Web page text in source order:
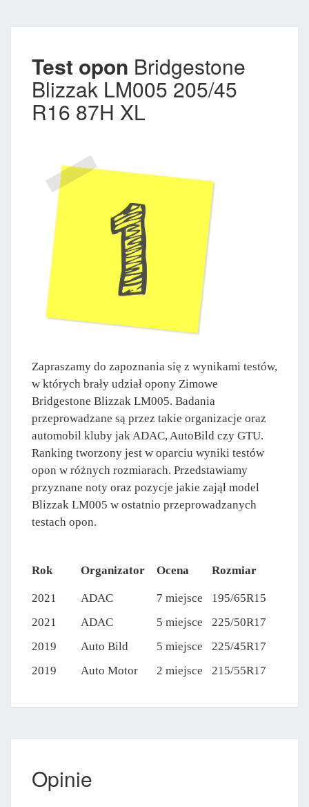
Test opon Bridgestone
Blizzak LM005 205/45
R16 87H XL
Zapraszamy do zapoznania się z wynikami testów,
w których brały udział opony Zimowe
Bridgestone Blizzak LM005. Badania
przeprowadzane są przez takie organizacje oraz
automobil kluby jak ADAC, AutoBild czy GTU.
Ranking tworzony jest w oparciu wyniki testów
opon w różnych rozmiarach. Przedstawiamy
przyznane noty oraz pozycje jakie zajął model
Blizzak LM005 w ostatnio przeprowadzanych
testach opon.
Rok Organizator Ocena Rozmiar
2021 ADAC 7 miejsce
195/65R15
2021
ADAC 5 miejsce
225/50R17
2019
Auto Bild 5 miejsce
225/45R17
2019
Auto Motor 2 miejsce 215/55R17
Opinie